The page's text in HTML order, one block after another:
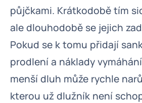
půjčkami. Krátkodobě tím
ale dlouhodobě se jejich
Pokud se k tomu přidají
prodlení a náklady
menší dluh může rychle
kterou už dlužník není